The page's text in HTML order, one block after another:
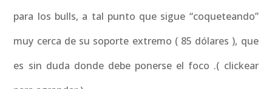
para los bulls, a tal punto que sigue “coqueteando”
muy cerca de su soporte extremo ( 85 dólares ), que
es sin duda donde debe ponerse el foco .( clickear